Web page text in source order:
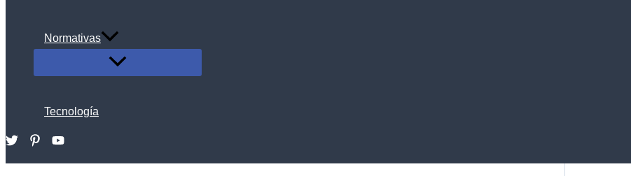
Normativas
ALTERNAR
Tecnología